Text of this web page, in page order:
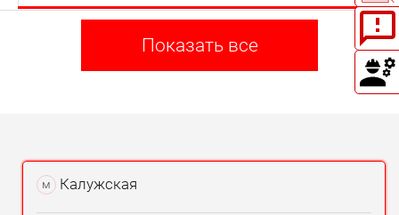
Показать все
м Калужская